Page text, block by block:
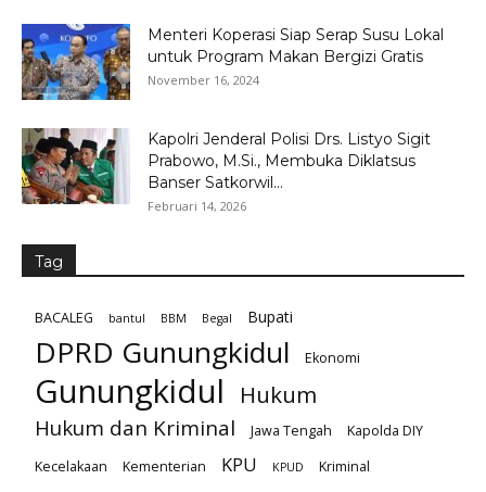
Menteri Koperasi Siap Serap Susu Lokal
untuk Program Makan Bergizi Gratis
November 16, 2024
Kapolri Jenderal Polisi Drs. Listyo Sigit
Prabowo, M.Si., Membuka Diklatsus
Banser Satkorwil...
Februari 14, 2026
Tag
BACALEG bantul BBM Begal Bupati
DPRD Gunungkidul Ekonomi
Gunungkidul Hukum
Hukum dan Kriminal Jawa Tengah
Kapolda DIY
Kecelakaan
Kementerian KPU KPUD
Kriminal